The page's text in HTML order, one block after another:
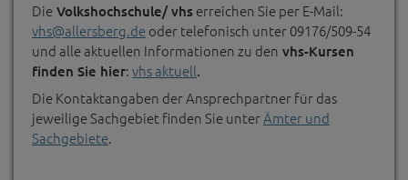
Die Volkshochschule/ vhs erreichen Sie per E-Mail:
vhs@allersberg.deoder telefonisch unter 09176/509-54
und alle aktuellen Informationen zu den vhs-Kursen
finden Sie hier:vhs aktuell.
Die Kontaktangaben der Ansprechpartner für das
jeweilige Sachgebiet finden Sie unterÄmter und
Sachgebiete.